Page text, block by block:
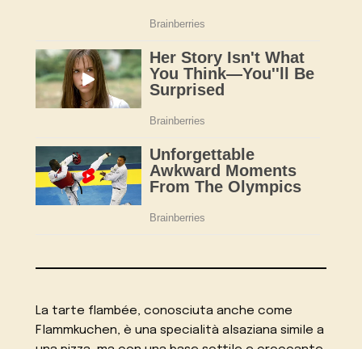
La tarte flambée, conosciuta anche come
Flammkuchen, è una specialità alsaziana simile a